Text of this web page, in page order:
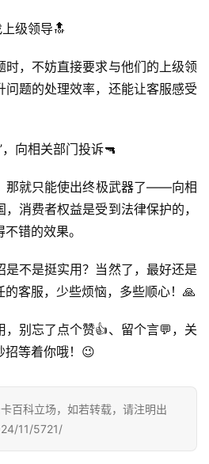
注册
级领导🔝
时，不妨直接要求与他们的上级领
问题的处理效率，还能让客服感受
向相关部门投诉🔫
那就只能使出终极武器了——向相
消费者权益是受到法律保护的，
错的效果。
是不是挺实用？当然了，最好还是
客服，少些烦恼，多些顺心！🙏
，别忘了点个赞👍、留个言💬，关
招等着你哦！😉
百科立场，如若转载，请注明出
11/5721/